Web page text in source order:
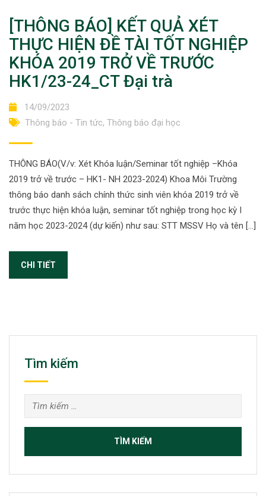
[THÔNG BÁO] KẾT QUẢ XÉT
THỰC HIỆN ĐỀ TÀI TỐT NGHIỆP
KHÓA 2019 TRỞ VỀ TRƯỚC
HK1/23-24_CT Đại trà
14/09/2023
Thông báo - Tin tức, Thông báo đại học
THÔNG BÁO(V/v: Xét Khóa luận/Seminar tốt nghiệp –Khóa
2019 trở về trước – HK1- NH 2023-2024) Khoa Môi Trường
thông báo danh sách chính thức sinh viên khóa 2019 trở về
trước thực hiện khóa luận, seminar tốt nghiệp trong học kỳ I
năm học 2023-2024 (dự kiến) như sau: STT MSSV Họ và tên […]
CHI TIẾT
Tìm kiếm
Tìm
kiếm